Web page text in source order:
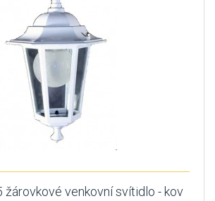
žárovkové venkovní svítidlo - kov